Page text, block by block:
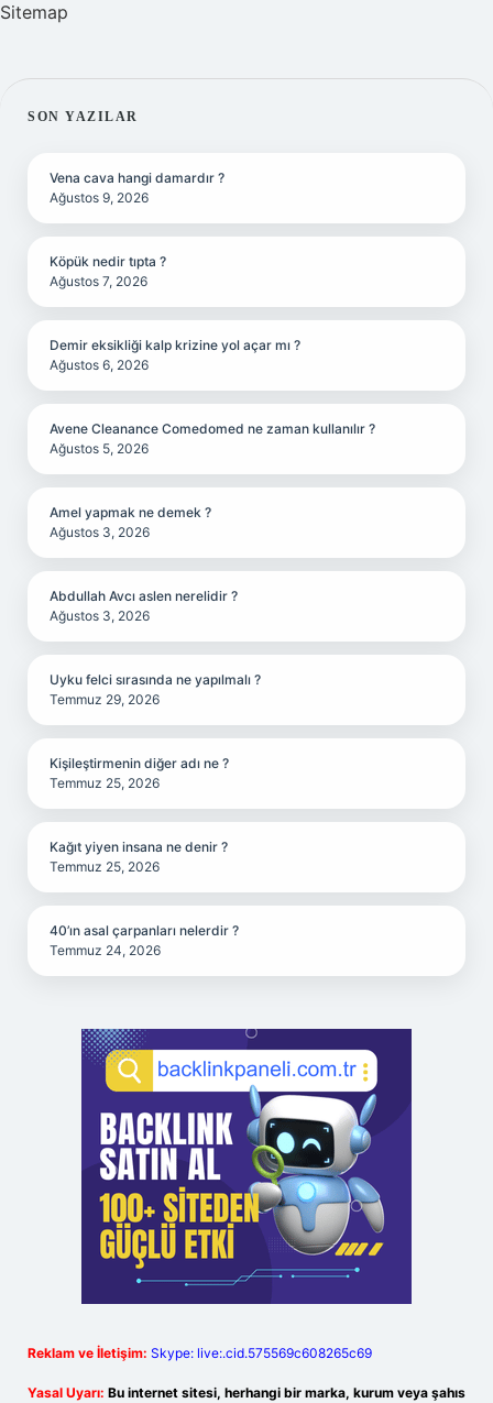
Sitemap
SIDEBAR
SON YAZILAR
Vena cava hangi damardır ?
Ağustos 9, 2026
Köpük nedir tıpta ?
Ağustos 7, 2026
Demir eksikliği kalp krizine yol açar mı ?
Ağustos 6, 2026
Avene Cleanance Comedomed ne zaman kullanılır ?
Ağustos 5, 2026
Amel yapmak ne demek ?
Ağustos 3, 2026
Abdullah Avcı aslen nerelidir ?
Ağustos 3, 2026
Uyku felci sırasında ne yapılmalı ?
Temmuz 29, 2026
Kişileştirmenin diğer adı ne ?
Temmuz 25, 2026
Kağıt yiyen insana ne denir ?
Temmuz 25, 2026
40’ın asal çarpanları nelerdir ?
Temmuz 24, 2026
Reklam ve İletişim: Skype: live:.cid.575569c608265c69
Yasal Uyarı: Bu internet sitesi, herhangi bir marka, kurum veya şahıs